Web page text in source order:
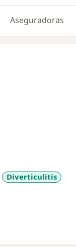
Aseguradoras
Diverticulitis